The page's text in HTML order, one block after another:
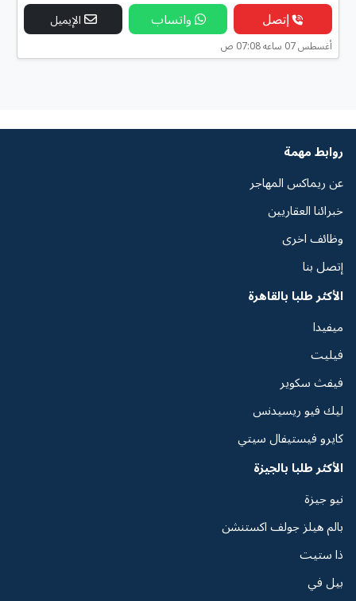
إتصل واتساب الإيميل
أغسطس 07 ساعه 07:08 ص
روابط مهمة
عن ريماكس المهاجر
خبرائنا العقاريين
وظائف اخرى
إتصل بنا
الأكثر طلبا بالقاهرة
ميفيدا
فيليت
فيفث سكوير
ليك فيو ريسيدنس
كايرو فيستيفال سيتي
الأكثر طلبا بالجيزة
نيو جيزة
بالم هيلز جولف اكستنشن
ذا ستيت
بيل في